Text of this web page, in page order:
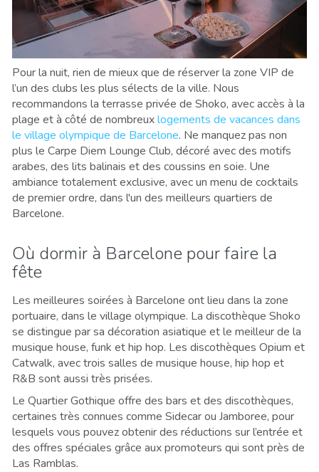
Pour la nuit, rien de mieux que de réserver la zone VIP de
l’un des clubs les plus sélects de la ville. Nous
recommandons la terrasse privée de Shoko, avec accès à la
plage et à côté de nombreuxlogements de vacances dans
le village olympique de Barcelone. Ne manquez pas non
plus le Carpe Diem Lounge Club, décoré avec des motifs
arabes, des lits balinais et des coussins en soie. Une
ambiance totalement exclusive, avec un menu de cocktails
de premier ordre, dans l'un des meilleurs quartiers de
Barcelone.
Où dormir à Barcelone pour faire la
fête
Les meilleures soirées à Barcelone ont lieu dans la zone
portuaire, dans le village olympique. La discothèque Shoko
se distingue par sa décoration asiatique et le meilleur de la
musique house, funk et hip hop. Les discothèques Opium et
Catwalk, avec trois salles de musique house, hip hop et
R&B sont aussi très prisées.
Le Quartier Gothique offre des bars et des discothèques,
certaines très connues comme Sidecar ou Jamboree, pour
lesquels vous pouvez obtenir des réductions sur l’entrée et
des offres spéciales grâce aux promoteurs qui sont près de
Las Ramblas.